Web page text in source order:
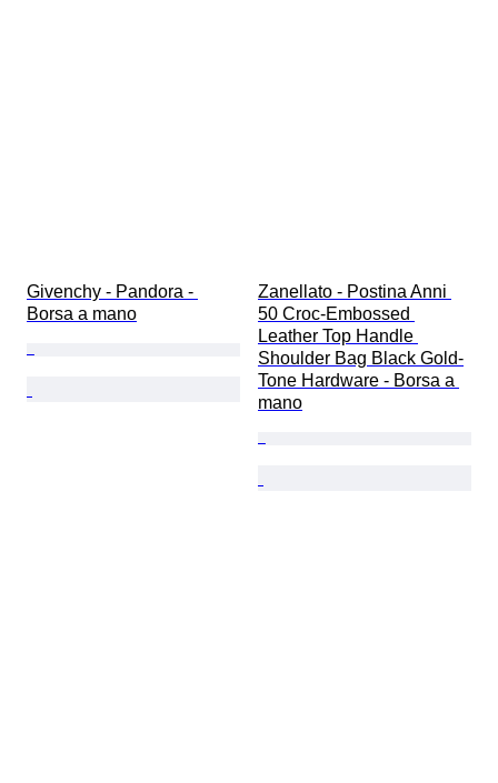
Givenchy - Pandora -
Borsa a mano
Zanellato - Postina Anni
50 Croc-Embossed
Leather Top Handle
Shoulder Bag Black Gold-
Tone Hardware - Borsa a
mano